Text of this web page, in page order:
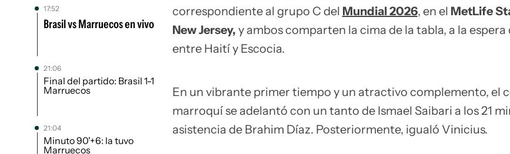
17:52
Brasil vs Marruecos en vivo
21:06
Final del partido: Brasil 1-1
Marruecos
21:04
Minuto 90'+6: la tuvo
Marruecos
correspondiente al grupo C del Mundial 2026, en el MetLife
New Jersey, y ambos comparten la cima de la tabla, a la espera
entre Haití y Escocia.
En un vibrante primer tiempo y un atractivo complemento, el
marroquí se adelantó con un tanto de Ismael Saibari a los 21
asistencia de Brahim Díaz. Posteriormente, igualó Vinicius.